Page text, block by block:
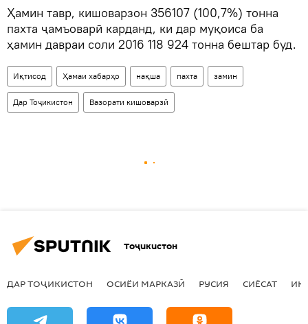
Ҳамин тавр, кишоварзон 356107 (100,7%) тонна
пахта ҷамъоварӣ карданд, ки дар муқоиса ба
ҳамин давраи соли 2016 118 924 тонна бештар буд.
Иқтисод Ҳамаи хабарҳо нақша пахта замин
Дар Тоҷикистон Вазорати кишоварзӣ
Тоҷикистон
ДАР ТОҶИКИСТОН ОСИЁИ МАРКАЗӢ РУСИЯ СИЁСАТ